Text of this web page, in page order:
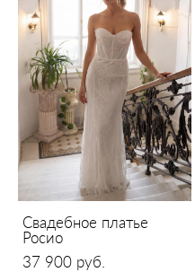
Свадебное платье
Росио
37 900 pуб.